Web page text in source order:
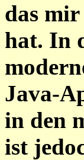
das
hat. In
Java-
in den
ist